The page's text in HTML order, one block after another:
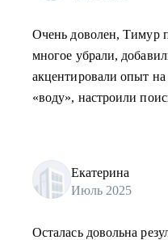
Очень доволен, Тимур
многое убрали,
акцентировали опыт
«воду», настроили
Екатерина
Июль 2025
Осталась довольна